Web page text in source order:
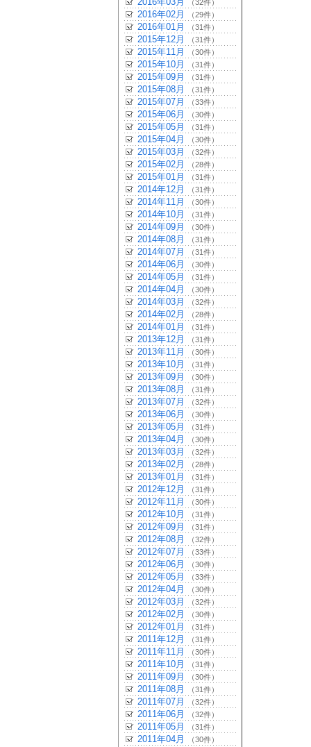
（32件）
2016年02月 （29件）
2016年01月 （31件）
2015年12月 （31件）
2015年11月 （30件）
2015年10月 （31件）
2015年09月 （31件）
2015年08月 （31件）
2015年07月 （33件）
2015年06月 （30件）
2015年05月 （31件）
2015年04月 （30件）
2015年03月 （32件）
2015年02月 （28件）
2015年01月 （31件）
2014年12月 （31件）
2014年11月 （30件）
2014年10月 （31件）
2014年09月 （30件）
2014年08月 （31件）
2014年07月 （31件）
2014年06月 （30件）
2014年05月 （31件）
2014年04月 （30件）
2014年03月 （32件）
2014年02月 （28件）
2014年01月 （31件）
2013年12月 （31件）
2013年11月 （30件）
2013年10月 （31件）
2013年09月 （30件）
2013年08月 （31件）
2013年07月 （32件）
2013年06月 （30件）
2013年05月 （31件）
2013年04月 （30件）
2013年03月 （32件）
2013年02月 （28件）
2013年01月 （31件）
2012年12月 （31件）
2012年11月 （30件）
2012年10月 （31件）
2012年09月 （31件）
2012年08月 （32件）
2012年07月 （33件）
2012年06月 （30件）
2012年05月 （33件）
2012年04月 （30件）
2012年03月 （32件）
2012年02月 （30件）
2012年01月 （31件）
2011年12月 （31件）
2011年11月 （30件）
2011年10月 （31件）
2011年09月 （30件）
2011年08月 （31件）
2011年07月 （32件）
2011年06月 （32件）
2011年05月 （31件）
2011年04月 （30件）